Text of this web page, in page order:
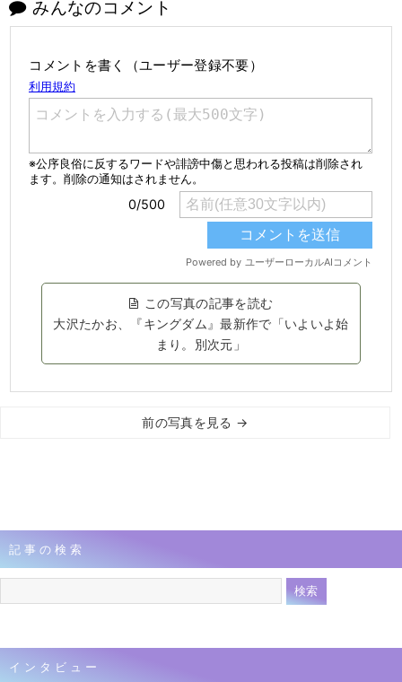
みんなのコメント
コメントを書く（ユーザー登録不要）
この写真の記事を読む
大沢たかお、『キングダム』最新作で「いよいよ始
まり。別次元」
前の写真を見る →
記事の検索
インタビュー